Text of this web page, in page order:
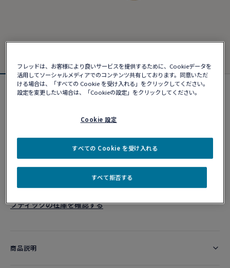
フォース10ブレスレット
カスタマイズ
ショッピングバッグに追加
10営業日以内に発送
ブティックの在庫を確認する​
商品説明
フレッドは、お客様により良いサービスを提供するために、Cookieデータを
活用してソーシャルメディアでのコンテンツ共有しております。同意いただ
ける場合は、「すべての Cookie を受け入れる」をクリックしてください。
設定を変更したい場合は、「Cookieの設定」をクリックしてください。
Cookie 設定
すべて拒否する
すべての Cookie を受け入れる